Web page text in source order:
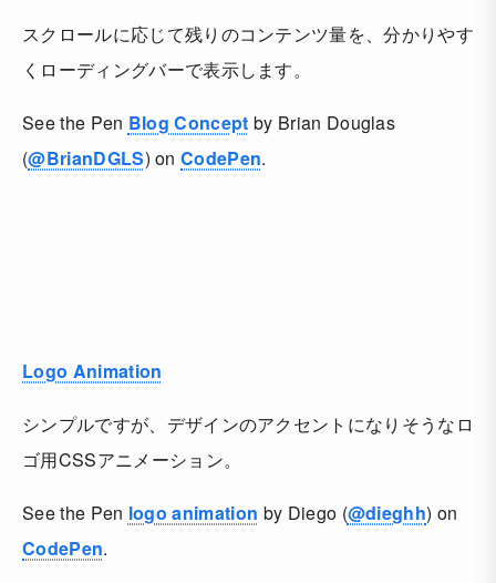
スクロールに応じて残りのコンテンツ量を、分かりやす
くローディングバーで表示します。
See the Pen Blog Concept by Brian Douglas
(@BrianDGLS) onCodePen.
Logo Animation
シンプルですが、デザインのアクセントになりそうなロ
ゴ用CSSアニメーション。
See the Pen logo animation by Diego (@dieghh) on
CodePen.